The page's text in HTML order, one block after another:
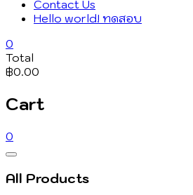
Contact Us
Hello world! ทดสอบ
0
Total
฿0.00
Cart
0
Catalog
Menu
All Products